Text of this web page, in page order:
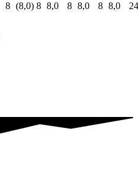
8 (8,0) 8 8,0 8 8,0 8 8,0